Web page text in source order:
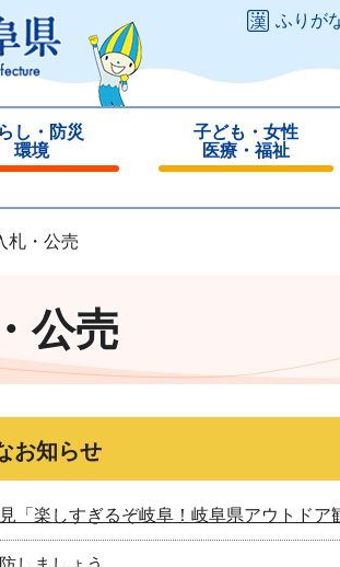
ふりが
し・防災
環境
子ども・女性
医療・福祉
じ
札・公売
公売
お知らせ
「楽しすぎるぞ岐阜！岐阜県アウトドア